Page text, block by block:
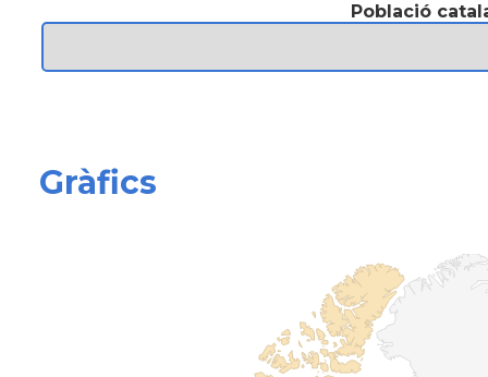
Població
Gràfics